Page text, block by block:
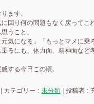
ます。
回り何の問題もなく戻ってこ
うこと、
元気になる」「もっとマメに乗
るにも、体力面、精神面など
する今日この頃。
カテゴリー : 未分類 投稿者 :